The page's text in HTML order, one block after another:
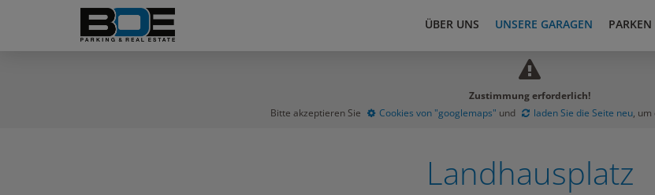
ÜBER UNS UNSERE GARAGEN PARKEN
Zustimmung erforderlich!
Bitte akzeptieren Sie
Cookies von "googlemaps" und laden Sie die Seite neu, um
Landhausplatz